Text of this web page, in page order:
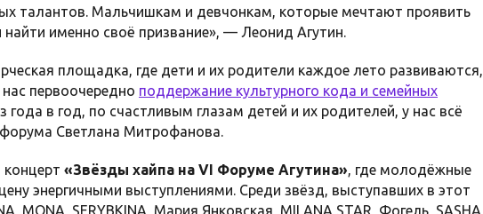
талантов. Мальчишкам и девчонкам, которые мечтают проявить
найти именно своё призвание», — Леонид Агутин.
площадка, где дети и их родители каждое лето развиваются,
первоочередно поддержание культурного кода и семейных
года в год, по счастливым глазам детей и их родителей, у нас всё
Светлана Митрофанова.
«Звёзды хайпа на VI Форуме Агутина», где молодёжные
энергичными выступлениями. Среди звёзд, выступавших в этот
MONA, SERYBKINA, Мария Янковская, МILANA STAR, Фогель, SASHA